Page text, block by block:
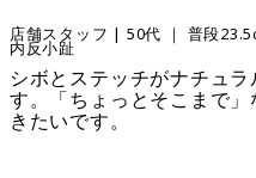
店舗スタッフ | 50代 ｜ 普段
内反小趾
シボとステッチがナチュ
す。「ちょっとそこまで
きたいです。